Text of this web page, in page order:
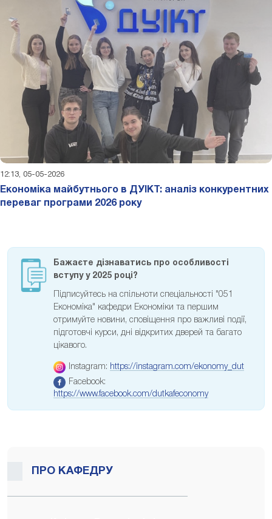
12:13, 05-05-2026
Економіка майбутнього в ДУІКТ: аналіз конкурентних
переваг програми 2026 року
Бажаєте дізнаватись про особливості
вступу у 2025 році?
Підписуйтесь на спільноти спеціальності "051
Економіка" кафедри Економіки та першим
отримуйте новини, сповіщення про важливі події,
підготовчі курси, дні відкритих дверей та багато
цікавого.
Instagram: https://instagram.com/ekonomy_dut
Facebook:
https://www.facebook.com/dutkafeconomy
ПРО КАФЕДРУ